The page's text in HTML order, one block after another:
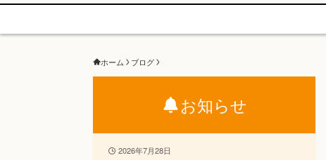
ホーム ブログ
お知らせ
2026年7月28日